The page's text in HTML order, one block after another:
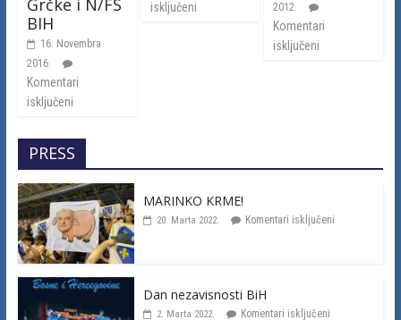
Grčke i N/FS
BIH
16. Novembra
2016.
Komentari
isključeni
isključeni 2012.
Komentari
isključeni
PRESS
MARINKO KRME!
20. Marta 2022. Komentari isključeni
Dan nezavisnosti BiH
2. Marta 2022. Komentari isključeni